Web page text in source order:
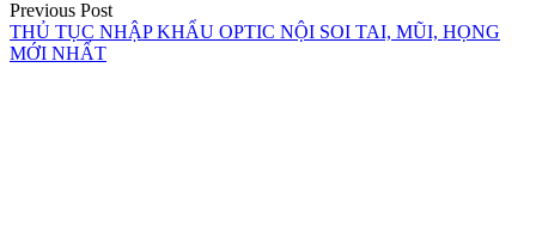
Previous Post
THỦ TỤC NHẬP KHẨU OPTIC NỘI SOI TAI, MŨI, HỌNG
MỚI NHẤT